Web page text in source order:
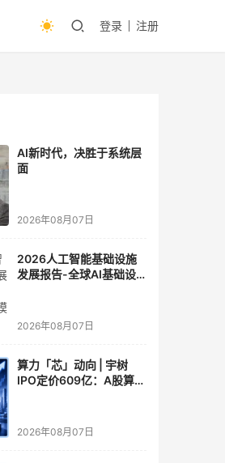
登录 注册
AI新时代，决胜于系统层
面
2026年08月07日
2026人工智能基础设施
发展报告-全球AI基础设
2026年08月07日
算力「芯」动向 | 宇树
IPO定价609亿：A股算力
2026年08月07日